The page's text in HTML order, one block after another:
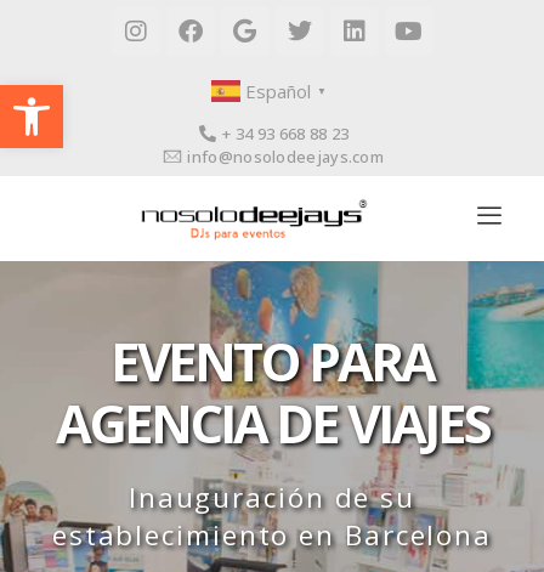
Español ▼
+ 34 93 668 88 23
info@nosolodeejays.com
EVENTO PARA
AGENCIA DE VIAJES
Inauguración de su
establecimiento en Barcelona
Abrir barra de herramientas